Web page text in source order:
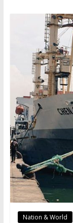
Nation & World